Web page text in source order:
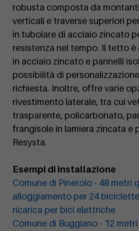
robusta composta da
verticali e traverse superiori
in tubolare di acciaio zincato
resistenza nel tempo. Il tetto
in acciaio zincato e pannelli
possibilità di
richiesta. Inoltre, offre varie
rivestimento laterale, tra cui
trasparente, policarbonato,
frangisole in lamiera zincata e
Resysta.
Esempi di installazione
Comune di Pinerolo - 48 metri
alloggiamento per 24
ricarica per bici elettriche
Comune di Buggiano - 12